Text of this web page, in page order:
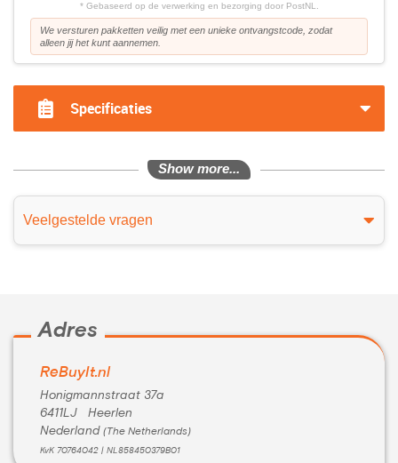
* Gebaseerd op de verwerking en bezorging door PostNL.
We versturen pakketten veilig met een unieke ontvangstcode, zodat
alleen jij het kunt aannemen.
Specificaties
Show more...
Veelgestelde vragen
Adres
ReBuyIt.nl
Honigmannstraat 37a
6411LJ Heerlen
Nederland (The Netherlands)
KvK 70764042 | NL858450379B01